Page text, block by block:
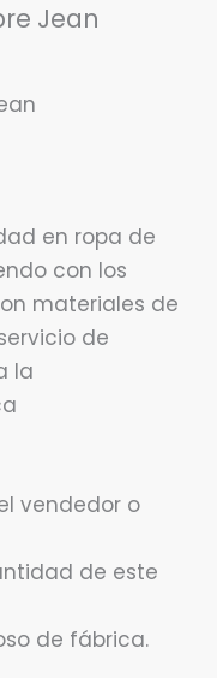
Jean
en ropa de
con los
materiales de
de
la
vendedor o
de este
de fábrica.